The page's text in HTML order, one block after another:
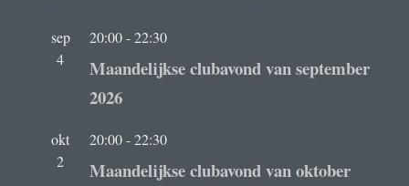
sep
4
20:00-22:30
Maandelijkse clubavond van september
2026
okt
2
20:00-22:30
Maandelijkse clubavond van oktober